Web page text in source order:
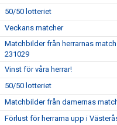
50/50 lotteriet
Veckans matcher
Matchbilder från herrarnas
231029
Vinst för våra herrar!
50/50 lotteriet
Matchbilder från damernas
Förlust för herrarna upp i